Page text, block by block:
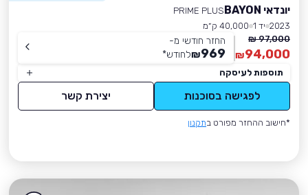
יונדאי BAYON
PRIME PLUS
2023 יד 1
40,000 ק״מ
97,000 ₪
94,000
₪
החזר חודשי מ-
969
₪לחודש*
תוספות לעיסקה
לפגישה בסוכנות יצירת קשר
*חישוב ההחזר מפורט בתקנון